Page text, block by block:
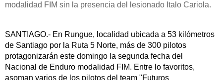
modalidad FIM sin la presencia del lesionado Italo Cariola.
SANTIAGO.- En Rungue, localidad ubicada a 53 kilómetros
de Santiago por la Ruta 5 Norte, más de 300 pilotos
protagonizarán este domingo la segunda fecha del
Nacional de Enduro modalidad FIM. Entre lo favoritos,
asoman varios de los pilotos del team "Futuros